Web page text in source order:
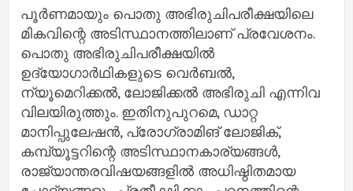
പൂര്‍ണമായും പൊതു അഭിരുചിപരീക്ഷയിലെ
മികവിന്റെ അടിസ്ഥാനത്തിലാണ് പ്രവേശനം.
പൊതു അഭിരുചിപരീക്ഷയില്‍
ഉദ്യോഗാര്‍ഥികളുടെ വെര്‍ബല്‍,
ന്യൂമെറിക്കല്‍, ലോജിക്കല്‍ അഭിരുചി എന്നിവ
വിലയിരുത്തും. ഇതിനുപുറമെ, ഡാറ്റ
മാനിപ്പുലേഷന്‍, പ്രോഗ്രാമിങ് ലോജിക്,
കമ്പ്യൂട്ടറിന്റെ അടിസ്ഥാനകാര്യങ്ങള്‍,
രാജ്യാന്തരവിഷയങ്ങളില്‍ അധിഷ്ഠിതമായ